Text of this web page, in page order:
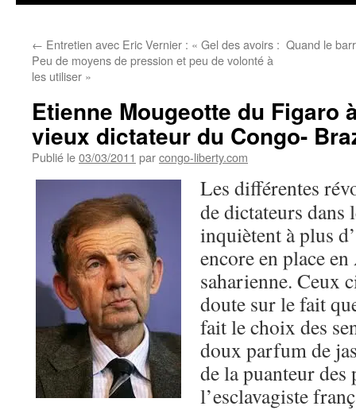
← Entretien avec Eric Vernier : « Gel des avoirs :
Peu de moyens de pression et peu de volonté à
les utiliser »
Quand le
Etienne Mougeotte du Figaro
vieux dictateur du Congo-
Publié le03/03/2011 parcongo-liberty.com
Les différentes
de dictateurs dans
inquiètent à plus
encore en place
saharienne. Ceux
doute sur le fait
fait le choix des
doux parfum de
de la puanteur des
l’esclavagiste